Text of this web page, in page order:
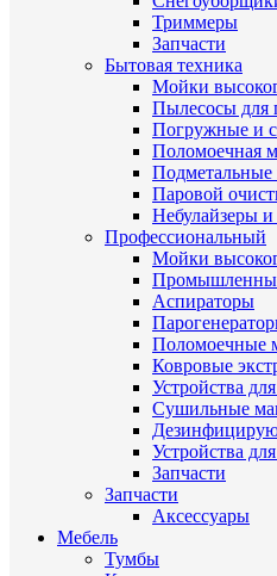
Триммеры
Запчасти
Бытовая техника
Мойки
Пылесосы для
Погружные и
Поломоечная
Паровой
Небулайзеры
Профессиональный
Мойки
Аспираторы
Поломоечные
Ковровые
Устройства
Сушильные
Устройства
Запчасти
Запчасти
Аксессуары
Мебель
Тумбы